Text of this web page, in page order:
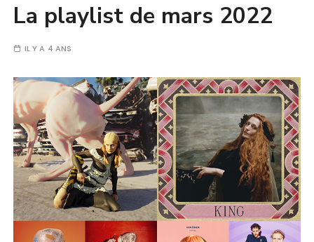
La playlist de mars 2022
IL Y A 4 ANS